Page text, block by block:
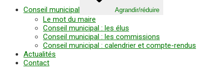
Conseil municipal Agrandir/réduire
Le mot du maire
Conseil municipal : les élus
Conseil municipal : les commissions
Conseil municipal : calendrier et compte-rendus
Actualités
Contact